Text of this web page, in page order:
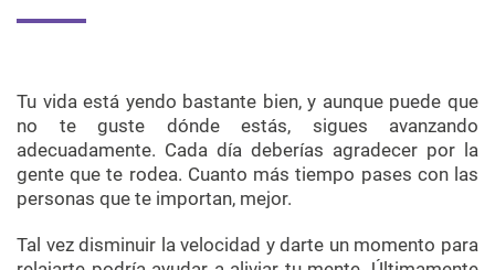
Tu vida está yendo bastante bien, y aunque puede que
no te guste dónde estás, sigues avanzando
adecuadamente. Cada día deberías agradecer por la
gente que te rodea. Cuanto más tiempo pases con las
personas que te importan, mejor.
Tal vez disminuir la velocidad y darte un momento para